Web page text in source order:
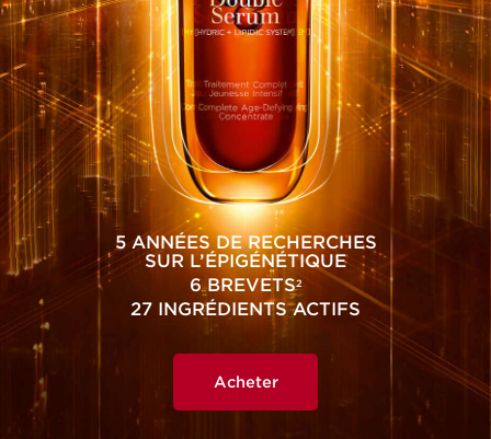
5 ANNÉES DE RECHERCHES
SUR L’ÉPIGÉNÉTIQUE
6 BREVETS2
27 INGRÉDIENTS ACTIFS
Acheter